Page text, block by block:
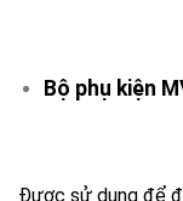
Bộ phụ kiện
Được sử dụng để